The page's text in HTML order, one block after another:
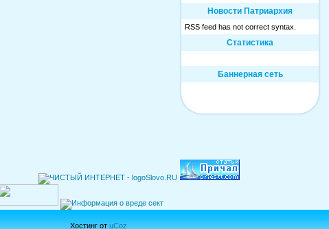
Новости Патриархия
RSS feed has not correct syntax.
Статистика
Баннерная сеть
Хостинг отuCoz